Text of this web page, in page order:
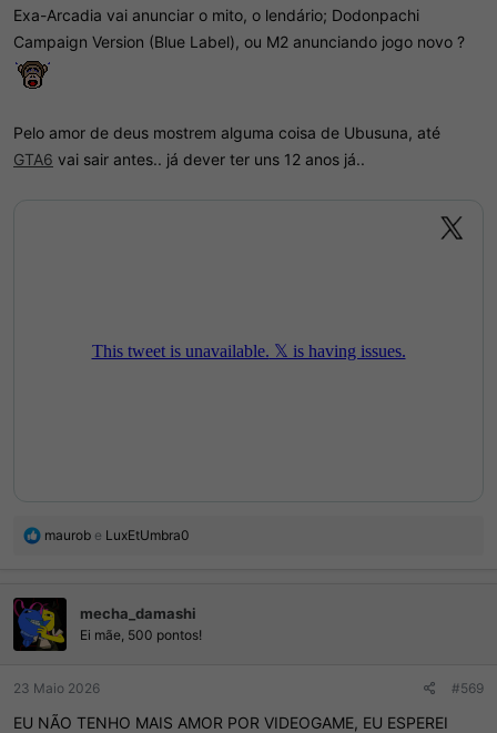
Exa-Arcadia vai anunciar o mito, o lendário; Dodonpachi
Campaign Version (Blue Label), ou M2 anunciando jogo novo ?
Pelo amor de deus mostrem alguma coisa de Ubusuna, até
GTA6 vai sair antes.. já dever ter uns 12 anos já..
R
ç
õ
e
s
maurob e LuxEtUmbra0
mecha_damashi
Ei mãe, 500 pontos!
23 Maio 2026 #569
EU NÃO TENHO MAIS AMOR POR VIDEOGAME, EU ESPEREI